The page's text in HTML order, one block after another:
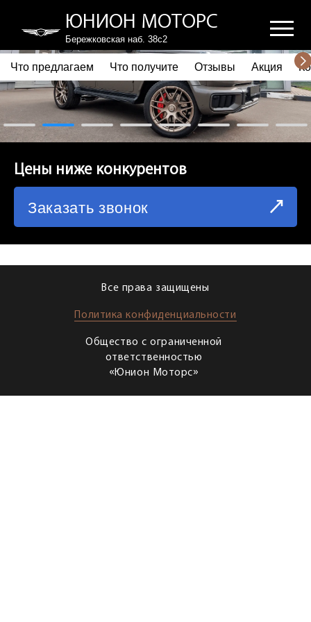
ЮНИОН МОТОРС
Бережковская наб. 38с2
ПОЧЕМУ ВЫБИРАЮТ НАС
ЧТО ПРЕДЛАГАЕМ
ЧТО ПОЛУЧИТЕ
СХЕМА ПРОЕЗДА
Что предлагаем Что получите Отзывы Акция
Цены ниже конкурентов
Заказать звонок
Все права защищены
Политика конфиденциальности
Общество с ограниченной
ответственностью
«Юнион Моторс»